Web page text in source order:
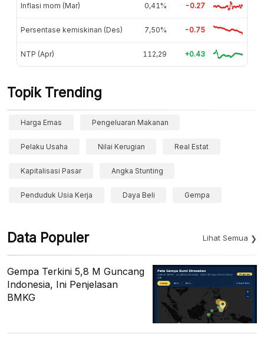
Inflasi mom (Mar) 0,41% -0.27
Persentase kemiskinan (Des) 7,50% -0.75
NTP (Apr) 112,29 +0.43
Topik Trending
Harga Emas Pengeluaran Makanan
Pelaku Usaha Nilai Kerugian Real Estat
Kapitalisasi Pasar Angka Stunting
Penduduk Usia Kerja Daya Beli Gempa
Data Populer Lihat Semua
Gempa Terkini 5,8 M Guncang
Indonesia, Ini Penjelasan
BMKG